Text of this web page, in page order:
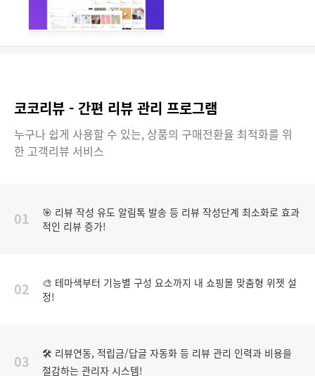
코코리뷰 - 간편 리뷰 관리 프로그램
누구나 쉽게 사용할 수 있는, 상품의 구매전환율 최적화를 위
한 고객리뷰 서비스
01
🎯 리뷰 작성 유도 알림톡 발송 등 리뷰 작성단계 최소화로 효과
적인 리뷰 증가!
02
🎨 테마색부터 기능별 구성 요소까지 내 쇼핑몰 맞춤형 위젯 설
정!
03
🛠️ 리뷰연동, 적립금/답글 자동화 등 리뷰 관리 인력과 비용을
절감하는 관리자 시스템!